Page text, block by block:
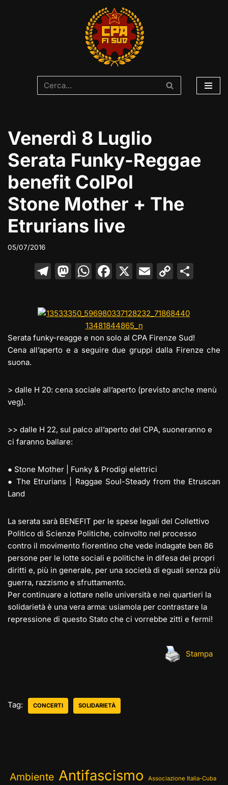
Venerdì 8 Luglio
Serata Funky-Reggae
benefit ColPol
Stone Mother + The
Etrurians live
05/07/2016
T
gr
a
m
M
o
d
o
W
s
A
p
F
e
b
o
k
X E
l
C
y
Li
n di
Serata funky-reagge e non solo al CPA Firenze Sud!
Cena all’aperto e a seguire due gruppi dalla Firenze che
suona.
> dalle H 20: cena sociale all’aperto (previsto anche menù
veg).
>> dalle H 22, sul palco all’aperto del CPA, suoneranno e
ci faranno ballare:
● Stone Mother | Funky & Prodigi elettrici
● The Etrurians | Raggae Soul-Steady from the Etruscan
Land
La serata sarà BENEFIT per le spese legali del Collettivo
Politico di Scienze Politiche, coinvolto nel processo
contro il movimento fiorentino che vede indagate ben 86
persone per le lotte sociali e politiche in difesa dei propri
diritti e, più in generale, per una società di eguali senza più
guerra, razzismo e sfruttamento.
Per continuare a lottare nelle università e nei quartieri la
solidarietà è una vera arma: usiamola per contrastare la
repressione di questo Stato che ci vorrebbe zitti e fermi!
Stampa
Tag: CONCERTI SOLIDARIETÀ
Ambiente Antifascismo Associazione Italia-Cuba